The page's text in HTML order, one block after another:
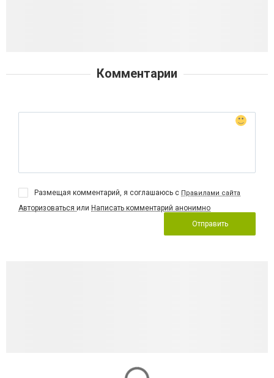
Комментарии
Размещая комментарий, я соглашаюсь с Правилами сайта
Авторизоваться или Написать комментарий анонимно
Отправить